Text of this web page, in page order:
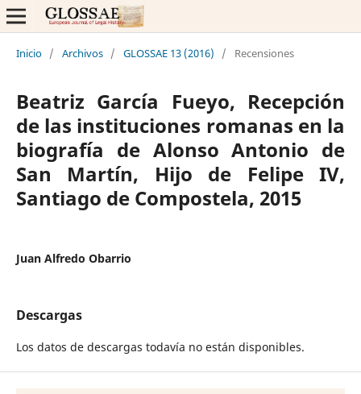
Inicio / Archivos / GLOSSAE 13 (2016) / Recensiones
Beatriz García Fueyo, Recepción
de las instituciones romanas en la
biografía de Alonso Antonio de
San Martín, Hijo de Felipe IV,
Santiago de Compostela, 2015
Juan Alfredo Obarrio
Descargas
Los datos de descargas todavía no están disponibles.